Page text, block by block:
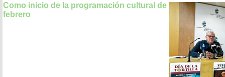
Como inicio de la programación cultural de
febrero